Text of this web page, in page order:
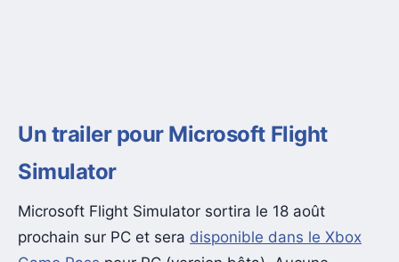
Un trailer pour Microsoft Flight
Simulator
Microsoft Flight Simulator sortira le 18 août
prochain sur PC et sera disponible dans le Xbox